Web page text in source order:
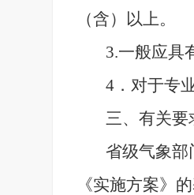
（含）以上。
3.一般应具
4．对于专
三、有关要
省级气象部
《实施方案》